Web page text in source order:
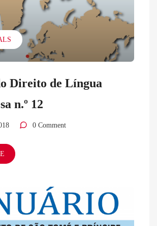
Direito de Língua
n.º 12
0 Comment